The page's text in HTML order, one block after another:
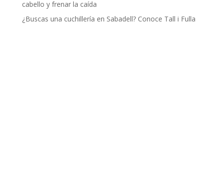
cabello y frenar la caída
¿Buscas una cuchillería en Sabadell? Conoce Tall i Fulla